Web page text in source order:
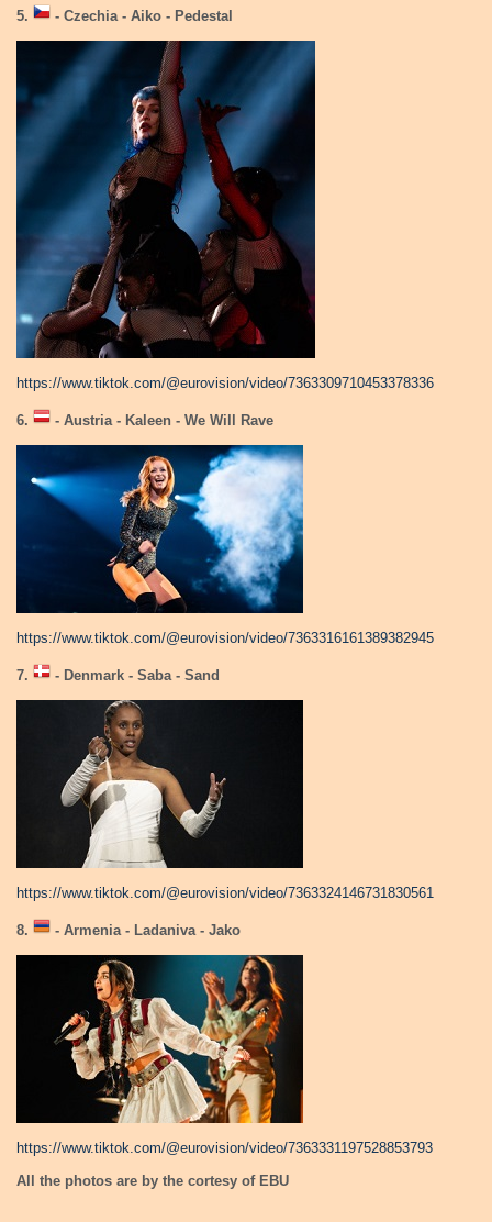
5. - Czechia - Aiko - Pedestal
https://www.tiktok.com/@eurovision/video/7363309710453378336
6. - Austria - Kaleen - We Will Rave
https://www.tiktok.com/@eurovision/video/7363316161389382945
7. - Denmark - Saba - Sand
https://www.tiktok.com/@eurovision/video/7363324146731830561
8. - Armenia - Ladaniva - Jako
https://www.tiktok.com/@eurovision/video/7363331197528853793
All the photos are by the cortesy of EBU